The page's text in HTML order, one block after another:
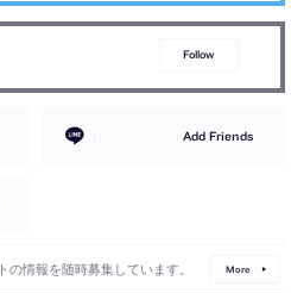
Follow
Add Friends
情報を随時募集しています。 More